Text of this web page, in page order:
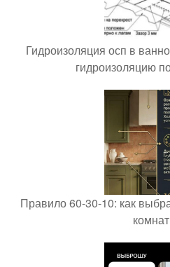
Гидроизоляция осп в
гидроизоляцию
Правило 60-30-10: как